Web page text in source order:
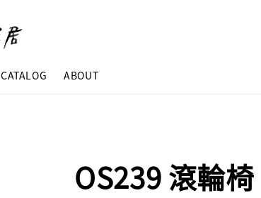
CATALOG ABOUT
OS239 滾輪椅